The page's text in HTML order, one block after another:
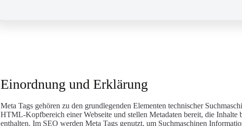
Einordnung und Erklärung
Meta Tags gehören zu den grundlegenden Elementen technischer
HTML-Kopfbereich einer Webseite und stellen Metadaten bereit, die Inhalte
enthalten. Im SEO werden Meta Tags genutzt, um Suchmaschinen